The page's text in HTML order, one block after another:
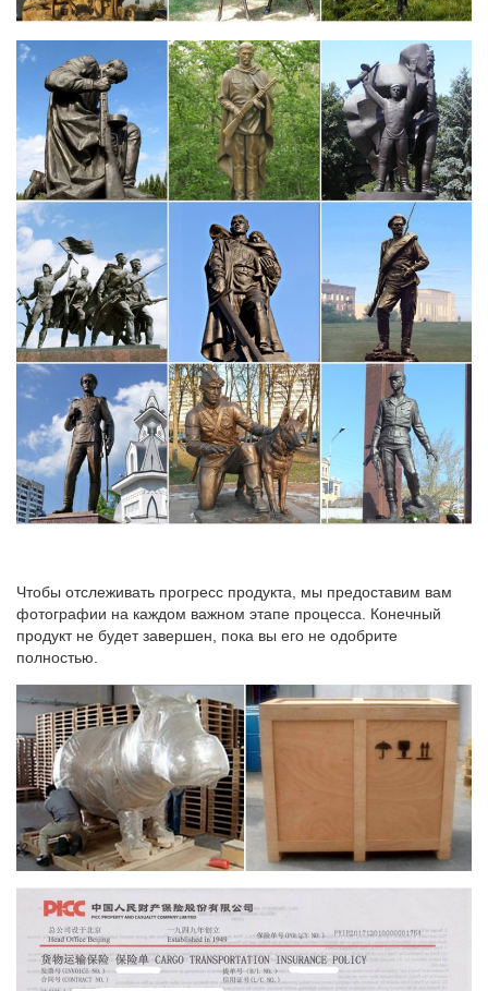
разделе Скульптуры и статуэтки мы постарались собрать
и символы.
Бронзовые статуэтки богов
Бронзовая скульптура и статуэтки с доставкой на дом – вплоть
до садовой скульптуры.Подарок новорожденному. Сувениры
серебро. Ручки серебряные. Визитницы.
фигурки статуэтки египетских богов купить
→ У населения Древних Египтян в эпоху царствования
фараонов было множество богов.Указанные цены являются
рекомендованными и могут отличаться от действительных
цен.Греческие сувениры.Греческие статуэтки, фигурки.
Светильники в греческом стиле.
Купить статуэтки греческих богов, недорогие фигурки…
Настенные тарелки. Декоративные подставки и держатели.
Подарочные сувениры.Подбор: Статуэтки Греческих богов.
Цена (). от до руб. Страна производительТабличка
"Осторожно! Злая собака!"
Чтобы отслеживать прогресс продукта, мы предоставим вам
фотографии на каждом важном этапе процесса. Конечный
продукт не будет завершен, пока вы его не одобрите
полностью.